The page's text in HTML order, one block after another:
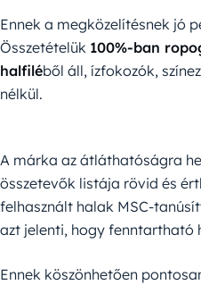
Ennek a megközelítésnek jó
Összetételük 100%-ban
halfiléből áll, ízfokozók,
nélkül.
A márka az átláthatóságra
összetevők listája rövid és
felhasznált halak MSC-
azt jelenti, hogy fenntartható
Ennek köszönhetően